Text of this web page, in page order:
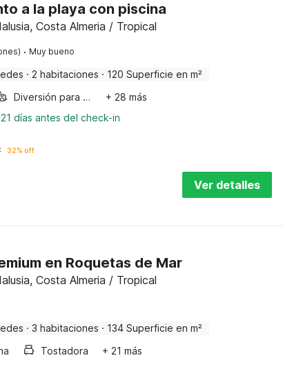
a la playa con piscina
Costa Almeria / Tropical
· Muy bueno
· 2 habitaciones · 120 Superficie en m²
Diversión para niños
+ 28 más
días antes del check-in
32% off
Ver detalles
en Roquetas de Mar
Costa Almeria / Tropical
· 3 habitaciones · 134 Superficie en m²
Tostadora + 21 más